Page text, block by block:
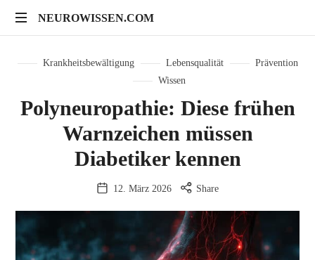
NEUROWISSEN.COM
NEUROWISSEN.COM
für
Training
neuropsychologische
Krankheitsbewältigung Lebensqualität
Prävention
Wissen
Polyneuropathie: Diese frühen
Warnzeichen müssen
Diabetiker kennen
12. März 2026 Share